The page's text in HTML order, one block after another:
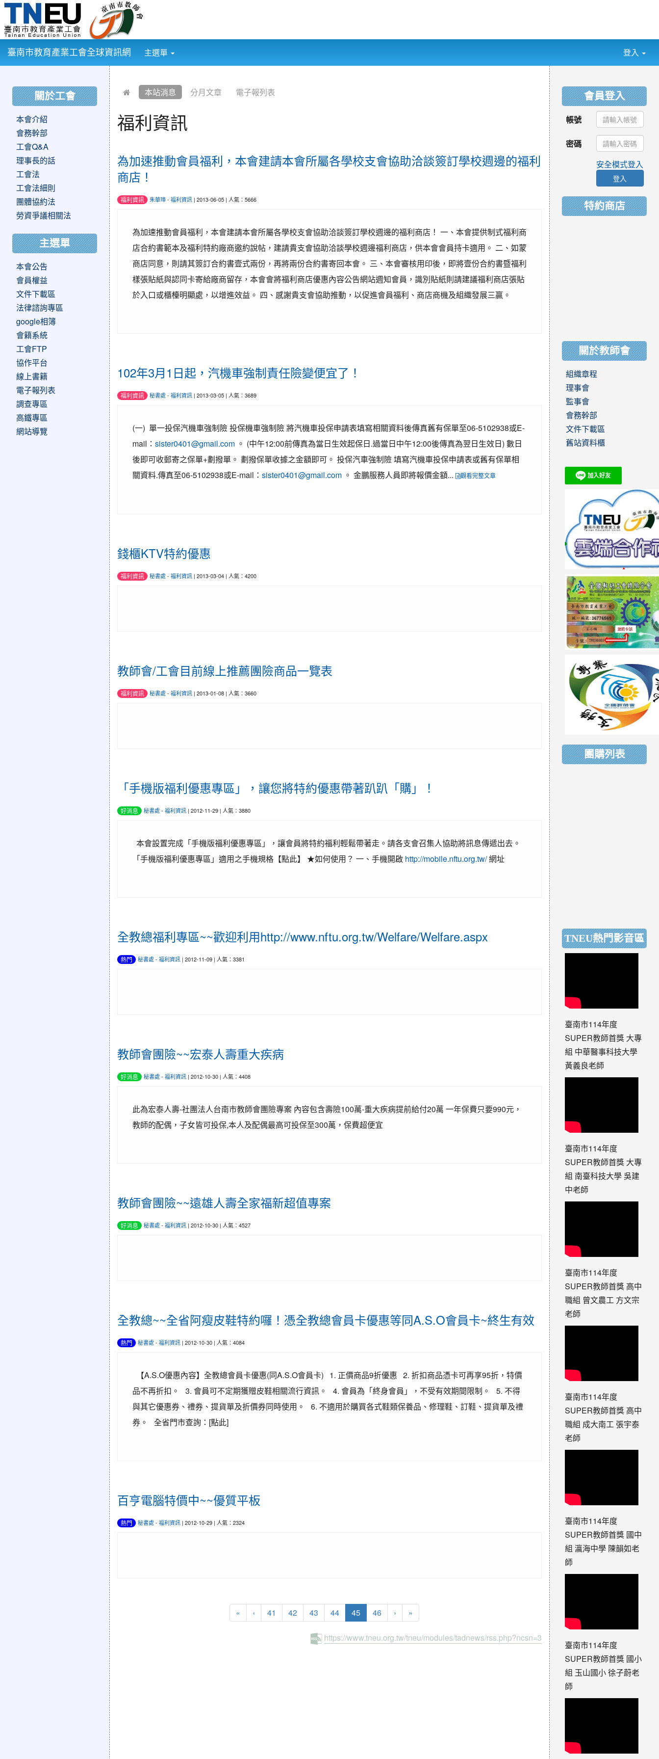
臺南市教育產業工會全球資訊網 主選單 登入
本站消息 分月文章 電子報列表
福利資訊
為加速推動會員福利，本會建請本會所屬各學校支會協助洽談簽訂學校週邊的福利
商店！
福利資訊 朱華璋- 福利資訊 | 2013-06-05 | 人氣：5666
為加速推動會員福利，本會建請本會所屬各學校支會協助洽談簽訂學校週邊的福利商店！ 一、本會提供制式福利商
店合約書範本及福利特約廠商邀約說帖，建請貴支會協助洽談學校週邊福利商店，供本會會員持卡適用。 二、如蒙
商店同意，則請其簽訂合約書壹式兩份，再將兩份合約書寄回本會。 三、本會審核用印後，即將壹份合約書暨福利
樣張貼紙與認同卡寄給廠商留存，本會會將福利商店優惠內容公告網站週知會員，識別貼紙則請建議福利商店張貼
於入口或櫃檯明顯處，以增進效益。 四、感謝貴支會協助推動，以促進會員福利、商店商機及組織發展三贏。
102年3月1日起，汽機車強制責任險變便宜了！
福利資訊 秘書處- 福利資訊 | 2013-03-05 | 人氣：3689
(一) 單一投保汽機車強制險 投保機車強制險 將汽機車投保申請表填寫相關資料後傳真舊有保單至06-5102938或E-
mail： sister0401@gmail.com 。 (中午12:00前傳真為當日生效起保日.過當日中午12:00後傳真為翌日生效日) 數日
後即可收郵寄之保單+劃撥單。 劃撥保單收據之金額即可。 投保汽車強制險 填寫汽機車投保申請表或舊有保單相
關資料.傳真至06-5102938或E-mail： sister0401@gmail.com 。 金鵬服務人員即將報價金額... 觀看完整文章
錢櫃KTV特約優惠
福利資訊 秘書處- 福利資訊 | 2013-03-04 | 人氣：4200
教師會/工會目前線上推薦團險商品一覽表
福利資訊 秘書處- 福利資訊 | 2013-01-08 | 人氣：3660
「手機版福利優惠專區」，讓您將特約優惠帶著趴趴「購」！
好消息 秘書處- 福利資訊 | 2012-11-29 | 人氣：3880
本會設置完成「手機版福利優惠專區」，讓會員將特約福利輕鬆帶著走。請各支會召集人協助將訊息傳遞出去。
「手機版福利優惠專區」適用之手機規格【點此】 ★如何使用？ 一、手機開啟 http://mobile.nftu.org.tw/網址
全教總福利專區~~歡迎利用http://www.nftu.org.tw/Welfare/Welfare.aspx
熱門 秘書處- 福利資訊 | 2012-11-09 | 人氣：3381
教師會團險~~宏泰人壽重大疾病
好消息 秘書處- 福利資訊 | 2012-10-30 | 人氣：4408
此為宏泰人壽-社團法人台南市教師會團險專案 內容包含壽險100萬-重大疾病提前給付20萬 一年保費只要990元，
教師的配偶，子女皆可投保,本人及配偶最高可投保至300萬，保費超便宜
教師會團險~~遠雄人壽全家福新超值專案
好消息 秘書處- 福利資訊 | 2012-10-30 | 人氣：4527
全教總~~全省阿瘦皮鞋特約囉！憑全教總會員卡優惠等同A.S.O會員卡~終生有效
熱門 秘書處- 福利資訊 | 2012-10-30 | 人氣：4084
【A.S.O優惠內容】全教總會員卡優惠(同A.S.O會員卡) 1. 正價商品9折優惠 2. 折扣商品憑卡可再享95折，特價
品不再折扣。 3. 會員可不定期獲贈皮鞋相關流行資訊。 4. 會員為「終身會員」，不受有效期間限制。 5. 不得
與其它優惠券、禮券、提貨單及折價券同時使用。 6. 不適用於購買各式鞋類保養品、修理鞋、訂鞋、提貨單及禮
券。 全省門市查詢：[點此]
百亨電腦特價中~~優質平板
熱門 秘書處- 福利資訊 | 2012-10-29 | 人氣：2324
« ‹ 41 42 43 44 45(current)
46 › »
https://www.tneu.org.tw/tneu/modules/tadnews/rss.php?ncsn=3
關於工會
本會介紹
會務幹部
工會Q&A
理事長的話
工會法
工會法細則
團體協約法
勞資爭議相關法
主選單
本會公告
會員權益
文件下載區
法律諮詢專區
google相簿
會籍系統
工會FTP
協作平台
線上書籍
電子報列表
調查專區
高鐵專區
網站導覽
會員登入
帳號
密碼
安全模式登入
登入
特約商店
關於教師會
組織章程
理事會
監事會
會務幹部
文件下載區
舊站資料櫃
團購列表
TNEU熱門影音區
臺南市114年度
SUPER教師首獎 大專
組 中華醫事科技大學
黃義良老師
臺南市114年度
SUPER教師首獎 大專
組 南臺科技大學 吳建
中老師
臺南市114年度
SUPER教師首獎 高中
職組 曾文農工 方文宗
老師
臺南市114年度
SUPER教師首獎 高中
職組 成大南工 張宇泰
老師
臺南市114年度
SUPER教師首獎 國中
組 瀛海中學 陳韻如老
師
臺南市114年度
SUPER教師首獎 國小
組 玉山國小 徐子蔚老
師